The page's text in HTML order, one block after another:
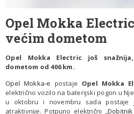
Opel Mokka
većim dometom
Opel Mokka Electric još
dometom od 406 km.
Opel Mokka-e postaje Opel Mokka
električno vozilo na baterijski pogon u
u oktobru i novembru sada postaje
atraktivnije. Potpuno električni „